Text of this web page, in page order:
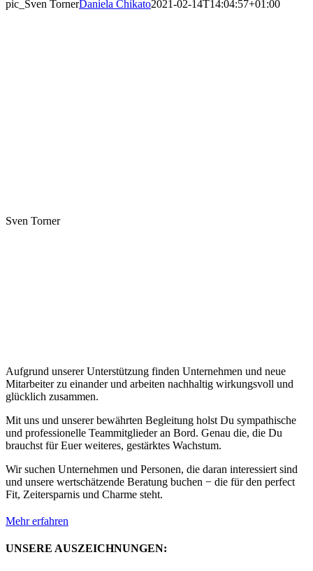
pic_Sven TornerDaniela Chikato2021-02-14T14:04:57+01:00
Sven Torner
Aufgrund unserer Unterstützung finden Unternehmen und neue
Mitarbeiter zu einander und arbeiten nachhaltig wirkungsvoll und
glücklich zusammen.
Mit uns und unserer bewährten Begleitung holst Du sympathische
und professionelle Teammitglieder an Bord. Genau die, die Du
brauchst für Euer weiteres, gestärktes Wachstum.
Wir suchen Unternehmen und Personen, die daran interessiert sind
und unsere wertschätzende Beratung buchen − die für den perfect
Fit, Zeitersparnis und Charme steht.
Mehr erfahren
UNSERE AUSZEICHNUNGEN: